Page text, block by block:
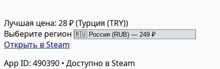
Лучшая цена: 28 ₽(Турция (TRY))
Выберите регион
Открыть в Steam
App ID: 490390 • Доступно в Steam